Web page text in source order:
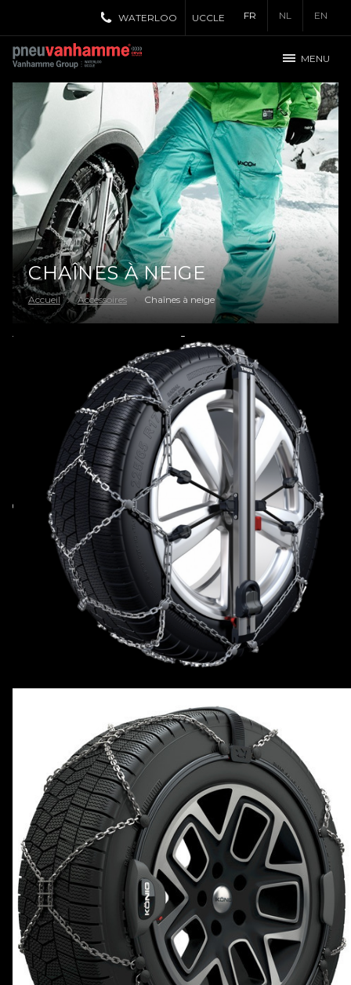
FR NL EN
WATERLOO UCCLE
MENU
CHAÎNES À NEIGE
Accueil Accessoires Chaînes à neige